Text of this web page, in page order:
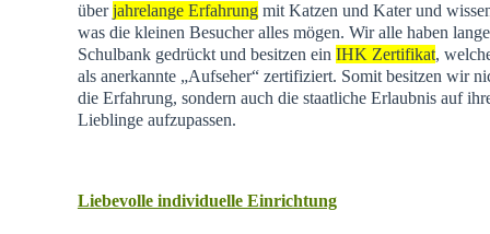
überjahrelange Erfahrungmit Katzen und Kater und
was die kleinen Besucher alles mögen. Wir alle haben
Schulbank gedrückt und besitzen ein IHK Zertifikat,
als anerkannte „Aufseher“ zertifiziert. Somit besitzen wir
die Erfahrung, sondern auch die staatliche Erlaubnis auf
Lieblinge aufzupassen.
Liebevolle individuelle Einrichtung